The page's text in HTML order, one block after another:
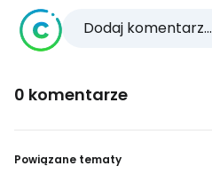
Dodaj komentarz...
0 komentarze
Powiązane tematy